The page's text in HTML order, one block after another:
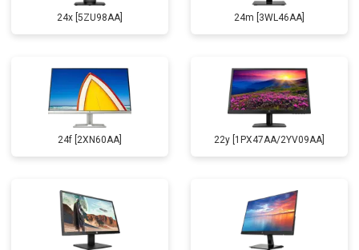
24x [5ZU98AA] 24m [3WL46AA]
24f [2XN60AA] 22y [1PX47AA/2YV09AA]